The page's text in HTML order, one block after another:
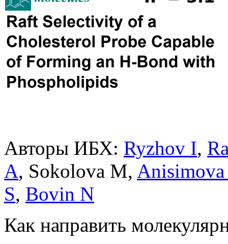
Авторы ИБХ: Ryzhov I,
A, Sokolova M,
S, Bovin N
Как направить